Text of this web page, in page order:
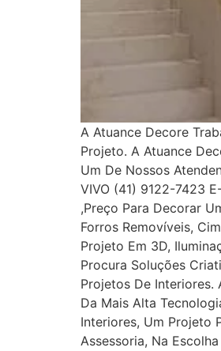
A Atuance Decore
Projeto. A Atuance
Um De Nossos
VIVO (41) 9122-7423
,Preço Para Decorar
Forros Removíveis,
Projeto Em 3D,
Procura Soluções
Projetos De Interiores.
Da Mais Alta
Interiores, Um Projeto
Assessoria, Na